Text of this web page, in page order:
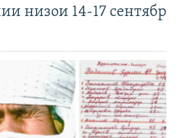
низои 14-17 сентябр